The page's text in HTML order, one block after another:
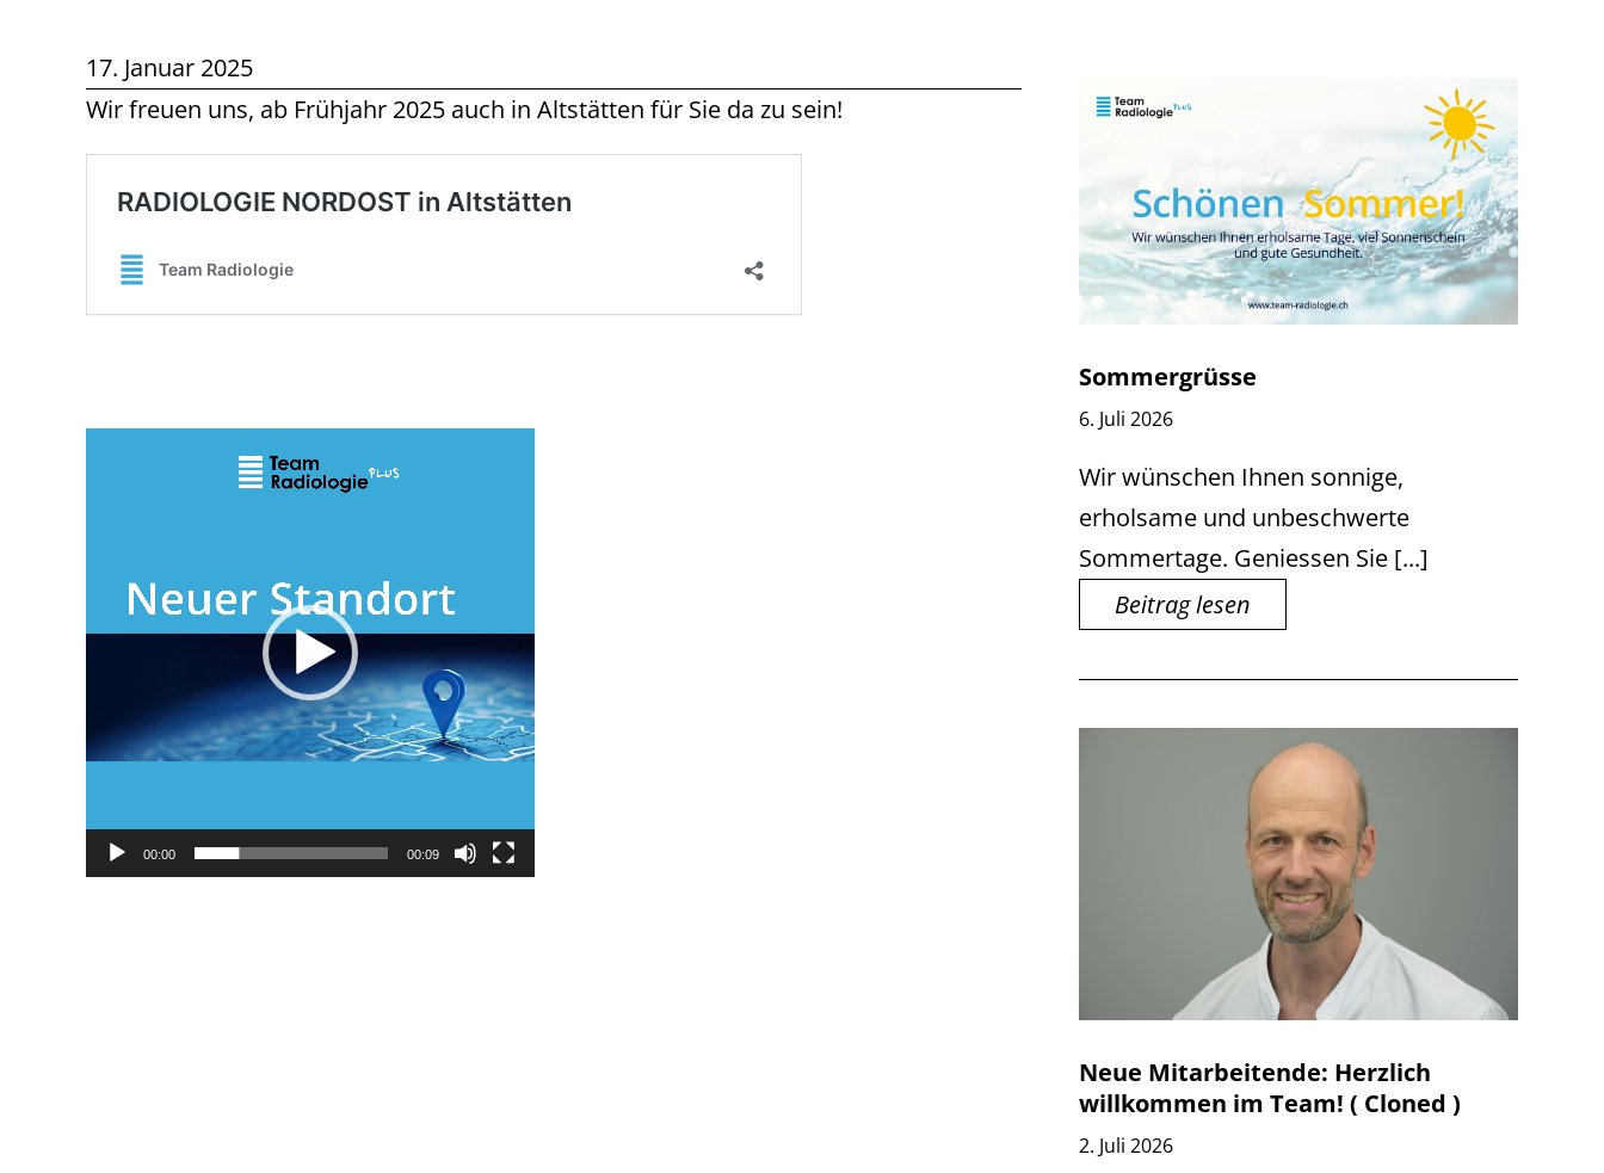
17. Januar 2025
Wir freuen uns, ab Frühjahr 2025 auch in Altstätten für Sie da zu sein!
00:00 00:09
Sommergrüsse
6. Juli 2026
Wir wünschen Ihnen sonnige,
erholsame und unbeschwerte
Sommertage. Geniessen Sie [...]
Beitrag lesen
Neue Mitarbeitende: Herzlich
willkommen im Team! ( Cloned )
2. Juli 2026